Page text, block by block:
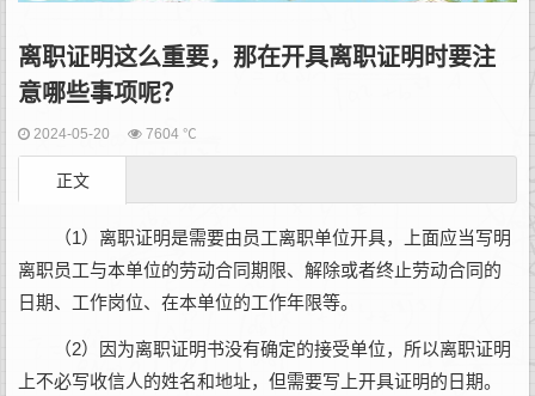
离职证明这么重要，那在开具离职证明时要注
意哪些事项呢？
2024-05-20 7604 ℃
正文
（1）离职证明是需要由员工离职单位开具，上面应当写明
离职员工与本单位的劳动合同期限、解除或者终止劳动合同的
日期、工作岗位、在本单位的工作年限等。
（2）因为离职证明书没有确定的接受单位，所以离职证明
上不必写收信人的姓名和地址，但需要写上开具证明的日期。